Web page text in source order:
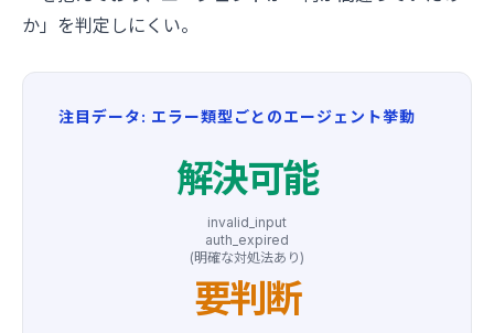
か」を判定しにくい。
注目データ: エラー類型ごとのエージェント挙動
解決可能
invalid_input
auth_expired
(明確な対処法あり)
要判断